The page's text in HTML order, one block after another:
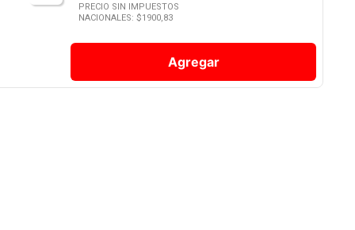
PRECIO SIN IMPUESTOS
NACIONALES: $1900,83
Agregar